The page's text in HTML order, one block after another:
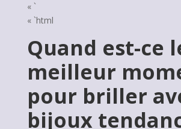
« `
« `html
Quand est-ce
meilleur
pour briller
bijoux